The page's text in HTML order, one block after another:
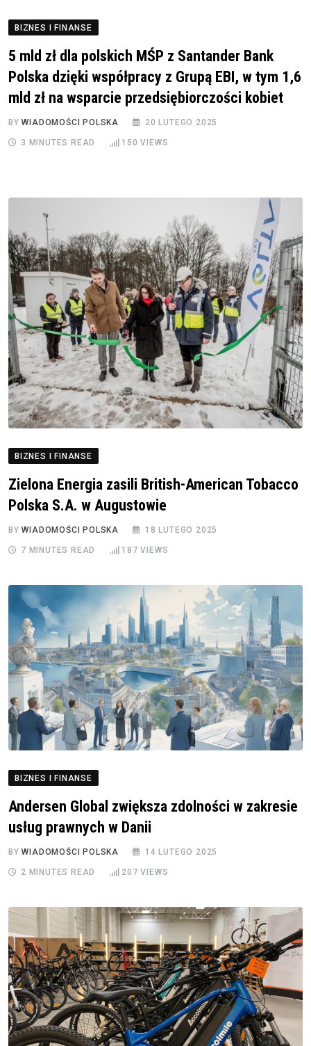
BIZNES I FINANSE
5 mld zł dla polskich MŚP z Santander Bank
Polska dzięki współpracy z Grupą EBI, w tym 1,6
mld zł na wsparcie przedsiębiorczości kobiet
BYWIADOMOŚCI POLSKA 20 LUTEGO 2025
3 MINUTES READ 150 VIEWS
BIZNES I FINANSE
Zielona Energia zasili British-American Tobacco
Polska S.A. w Augustowie
BYWIADOMOŚCI POLSKA 18 LUTEGO 2025
7 MINUTES READ 187 VIEWS
BIZNES I FINANSE
Andersen Global zwiększa zdolności w zakresie
usług prawnych w Danii
BYWIADOMOŚCI POLSKA 14 LUTEGO 2025
2 MINUTES READ 207 VIEWS